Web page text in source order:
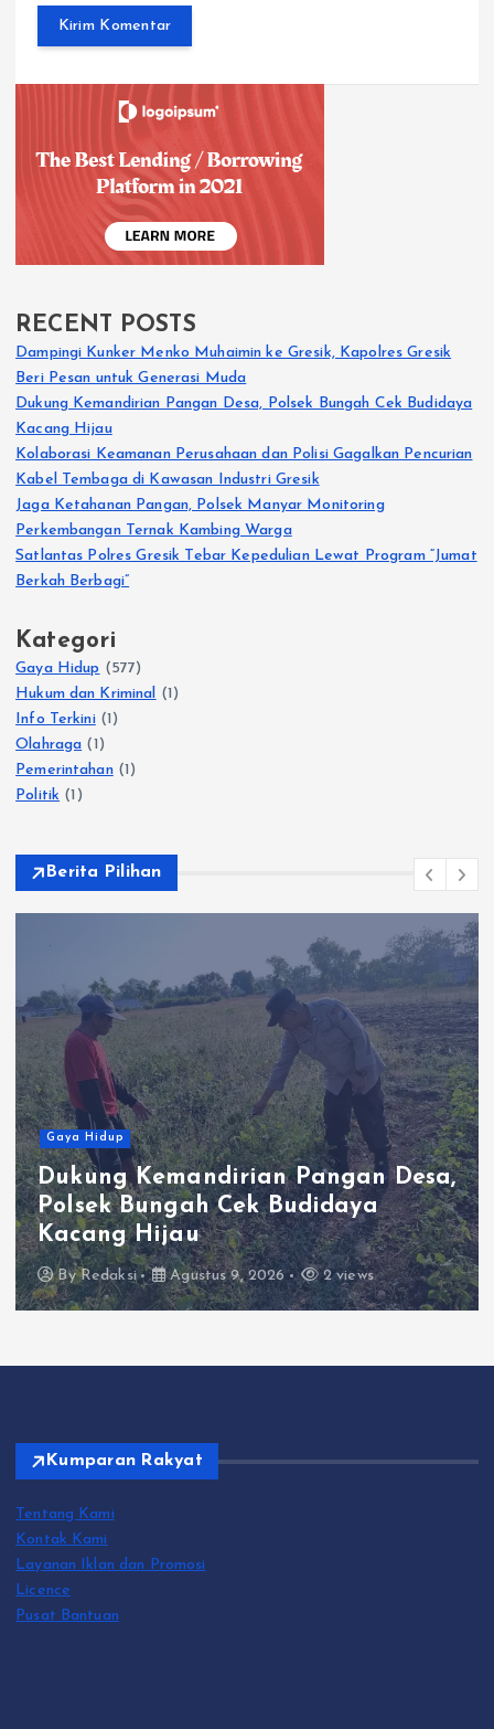
RECENT POSTS
Dampingi Kunker Menko Muhaimin ke Gresik, Kapolres Gresik
Beri Pesan untuk Generasi Muda
Dukung Kemandirian Pangan Desa, Polsek Bungah Cek Budidaya
Kacang Hijau
Kolaborasi Keamanan Perusahaan dan Polisi Gagalkan Pencurian
Kabel Tembaga di Kawasan Industri Gresik
Jaga Ketahanan Pangan, Polsek Manyar Monitoring
Perkembangan Ternak Kambing Warga
Satlantas Polres Gresik Tebar Kepedulian Lewat Program “Jumat
Berkah Berbagi”
Kategori
Gaya Hidup (577)
Hukum dan Kriminal (1)
Info Terkini(1)
Olahraga (1)
Pemerintahan(1)
Politik (1)
Berita Pilihan
Gaya Hidup
Dukung Kemandirian Pangan Desa,
Polsek Bungah Cek Budidaya
Kacang Hijau
ByRedaksi Agustus 9, 2026 2 views
Kumparan Rakyat
Tentang Kami
Kontak Kami
Layanan Iklan dan Promosi
Licence
Pusat Bantuan